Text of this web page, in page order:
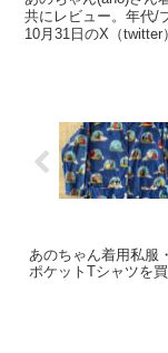
共にレビュー。年代/
10月31日のX（twitter
あのちゃん着用私服
ポケットTシャツを